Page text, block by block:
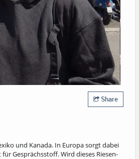
Share
und Kanada. In Europa sorgt dabei
Gesprächsstoff. Wird dieses Riesen-